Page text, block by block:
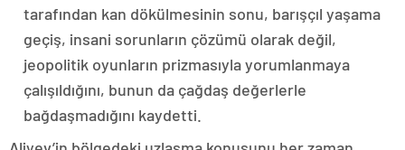
tarafından kan dökülmesinin sonu, barışçıl yaşama
geçiş, insani sorunların çözümü olarak değil,
jeopolitik oyunların prizmasıyla yorumlanmaya
çalışıldığını, bunun da çağdaş değerlerle
bağdaşmadığını kaydetti.